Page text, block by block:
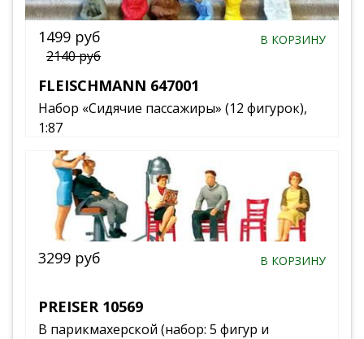
FLEISCHMANN 647001
Набор «Сидячие пассажиры» (12 фигурок),
1:87
1499 руб
2140 руб
В КОРЗИНУ
PREISER 10569
В парикмахерской (набор: 5 фигур и
3299 руб В КОРЗИНУ